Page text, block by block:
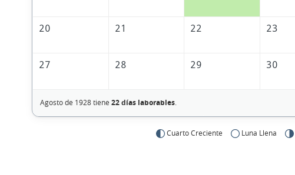
20 21 22 23
27 28 29 30
Agosto de 1928 tiene 22 días laborables.
Cuarto Creciente Luna Llena